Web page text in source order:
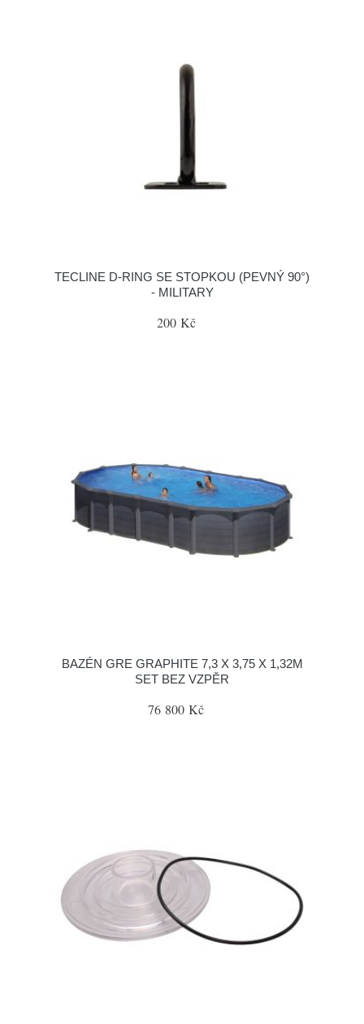
TECLINE D-RING SE STOPKOU (PEVNÝ 90°)
- MILITARY
200 Kč
BAZÉN GRE GRAPHITE 7,3 X 3,75 X 1,32M
SET BEZ VZPĚR
76 800 Kč